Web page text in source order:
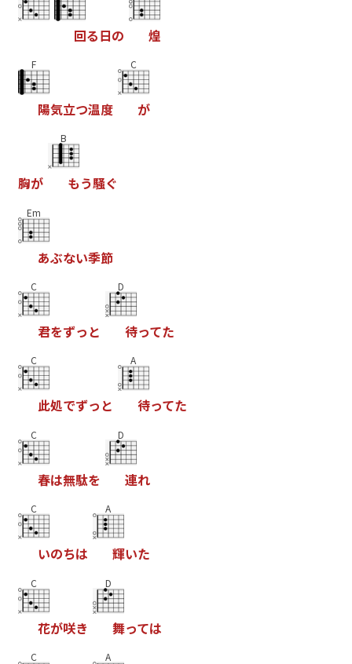
回る日の 煌
F
陽気立つ温度
C
が
胸が
B
もう騒ぐ
Em
あぶない季節
C
君をずっ と
D
待ってた
C
此処でずっ と
A
待ってた
C
春は無駄を
D
連れ
C
いのちは
A
輝いた
C
花が咲き
D
舞っては
C A